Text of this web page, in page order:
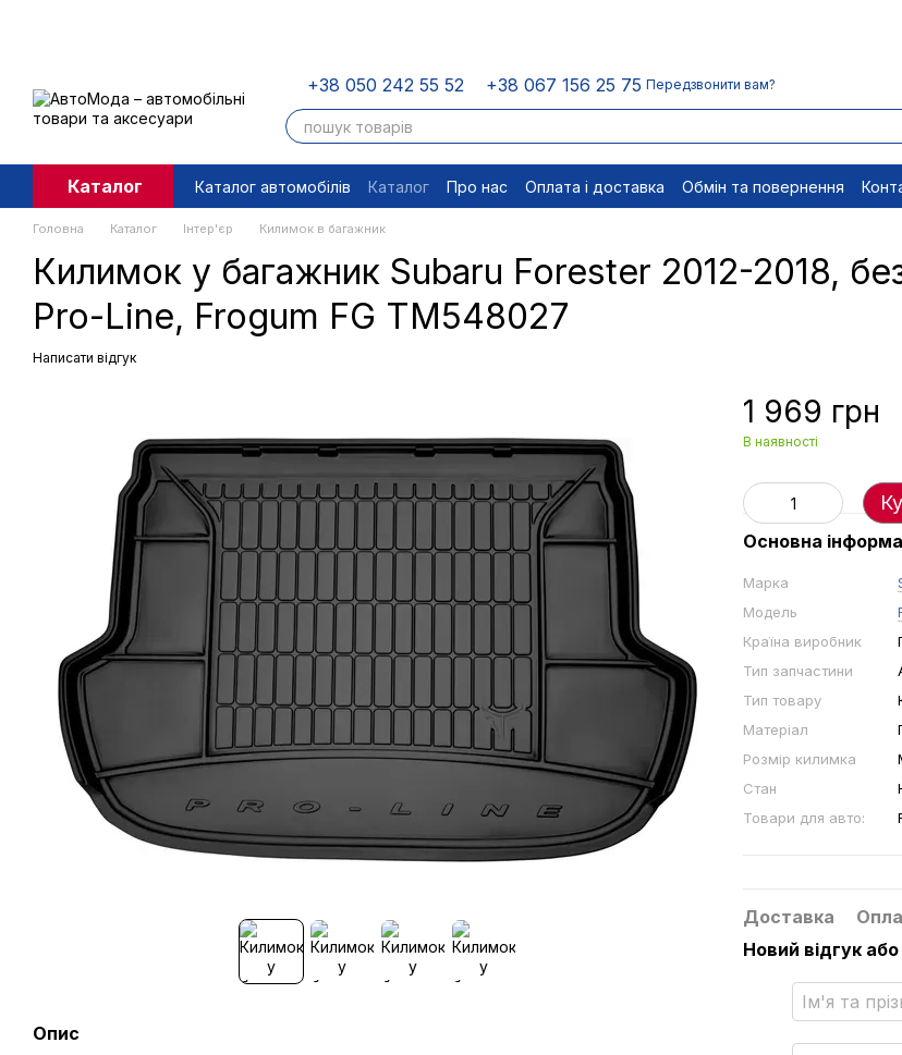
+38 050 242 55 52 +38 067 156 25 75 Передзвонити вам?
Каталог Каталог автомобілів Каталог Про нас Оплата і доставка Обмін та повернення
Угода користувача
Правові документи Відписатися
Головна Каталог Інтер'єр Килимок в багажник
Килимок у багажник Subaru Forester 2012-2018, без
Pro-Line, Frogum FG TM548027
Написати відгук
Опис
1 969 грн
В наявності
Основна
Марка
Модель
Країна виробник
Тип запчастини
Тип товару
Матеріал
Розмір килимка
Стан
Товари для авто:
Доставка
Новий відгук